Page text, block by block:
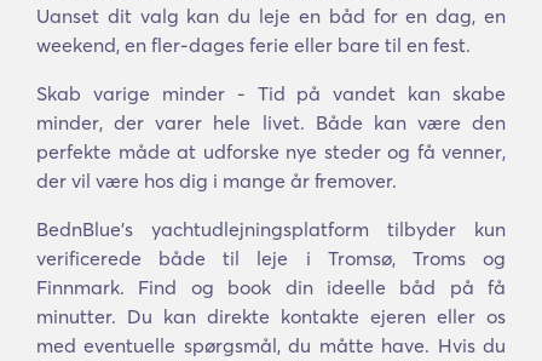
Uanset dit valg kan du leje en båd for en dag, en
weekend, en fler-dages ferie eller bare til en fest.
Skab varige minder - Tid på vandet kan skabe
minder, der varer hele livet. Både kan være den
perfekte måde at udforske nye steder og få venner,
der vil være hos dig i mange år fremover.
BednBlue's yachtudlejningsplatform tilbyder kun
verificerede både til leje i Tromsø, Troms og
Finnmark. Find og book din ideelle båd på få
minutter. Du kan direkte kontakte ejeren eller os
med eventuelle spørgsmål, du måtte have. Hvis du